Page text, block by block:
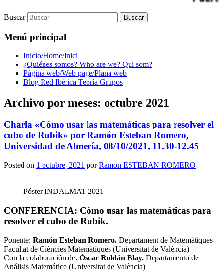
Buscar
Menú principal
Inicio/Home/Inici
¿Quiénes somos? Who are we? Qui som?
Página web/Web page/Plana web
Blog Red Ibérica Teoría Grupos
Archivo por meses: octubre 2021
Charla «Cómo usar las matemáticas para resolver el
cubo de Rubik» por Ramón Esteban Romero,
Universidad de Almería, 08/10/2021, 11.30-12.45
Posted on 1 octubre, 2021 porRamon ESTEBAN ROMERO
Póster INDALMAT 2021
CONFERENCIA: Cómo usar las matemáticas para
resolver el cubo de Rubik.
Ponente: Ramón Esteban Romero. Departament de Matemàtiques
Facultat de Ciències Matemàtiques (Universitat de València)
Con la colaboración de: Óscar Roldán Blay. Departamento de
Análisis Matemático (Universitat de València)